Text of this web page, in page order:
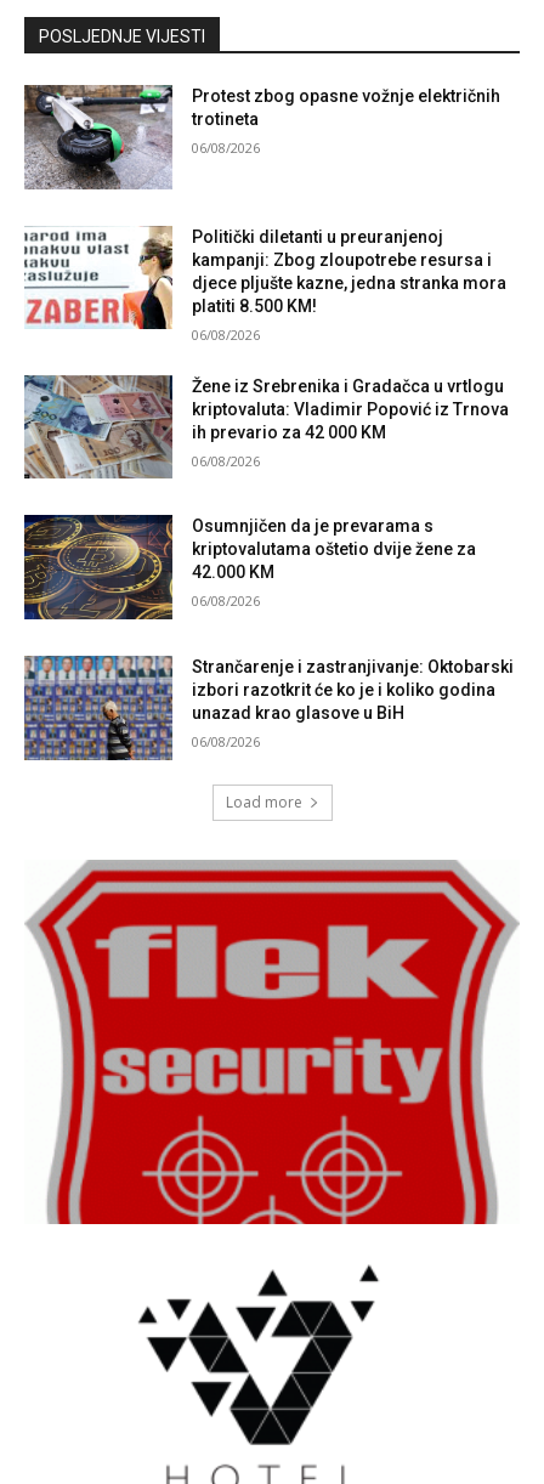
Kontaktirajte nas
POSLJEDNJE VIJESTI
Protest zbog opasne vožnje električnih
trotineta
06/08/2026
Politički diletanti u preuranjenoj
kampanji: Zbog zloupotrebe resursa i
djece pljušte kazne, jedna stranka mora
platiti 8.500 KM!
06/08/2026
Žene iz Srebrenika i Gradačca u vrtlogu
kriptovaluta: Vladimir Popović iz Trnova
ih prevario za 42 000 KM
06/08/2026
Osumnjičen da je prevarama s
kriptovalutama oštetio dvije žene za
42.000 KM
06/08/2026
Strančarenje i zastranjivanje: Oktobarski
izbori razotkrit će ko je i koliko godina
unazad krao glasove u BiH
06/08/2026
Load more